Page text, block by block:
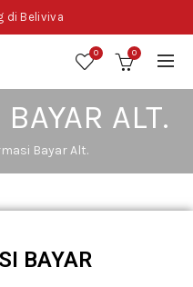
di Beliviva
0 0
ALT.
Bayar Alt.
BAYAR